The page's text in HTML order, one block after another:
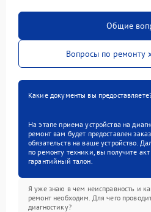
Общие
Вопросы по ремонту
Какие документы вы
На этапе приема устройства на
ремонт вам будет предоставлен
обязательств на ваше устройство.
по ремонту техники, вы получите
гарантийный талон.
Я уже знаю в чем неисправность и
ремонт необходим. Для чего
диагностику?